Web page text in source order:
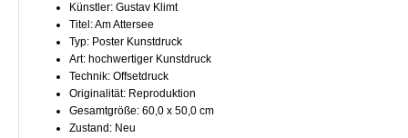
Künstler: Gustav Klimt
Titel: Am Attersee
Typ: Poster Kunstdruck
Art: hochwertiger Kunstdruck
Technik: Offsetdruck
Originalität: Reproduktion
Gesamtgröße: 60,0 x 50,0 cm
Zustand: Neu